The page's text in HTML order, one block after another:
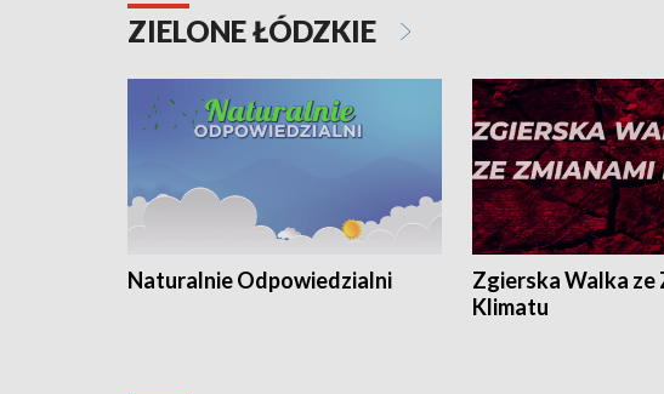
ZIELONE ŁÓDZKIE
Naturalnie Odpowiedzialni
Zgierska Walka ze
Klimatu